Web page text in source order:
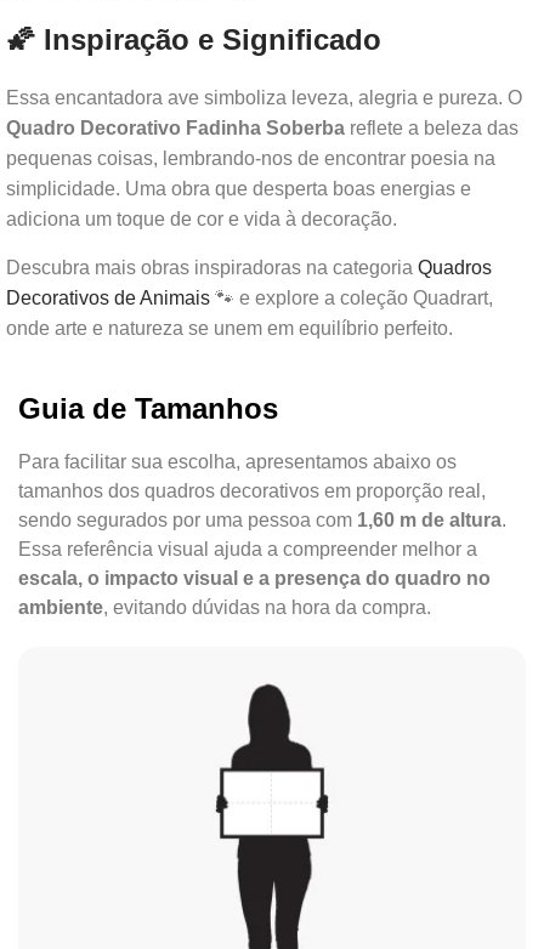
🌠 Inspiração e Significado
Essa encantadora ave simboliza leveza, alegria e pureza. O
Quadro Decorativo Fadinha Soberba reflete a beleza das
pequenas coisas, lembrando-nos de encontrar poesia na
simplicidade. Uma obra que desperta boas energias e
adiciona um toque de cor e vida à decoração.
Descubra mais obras inspiradoras na categoria Quadros
Decorativos de Animais 🐾 e explore a coleção Quadrart,
onde arte e natureza se unem em equilíbrio perfeito.
Guia de Tamanhos
Para facilitar sua escolha, apresentamos abaixo os
tamanhos dos quadros decorativos em proporção real,
sendo segurados por uma pessoa com 1,60 m de altura.
Essa referência visual ajuda a compreender melhor a
escala, o impacto visual e a presença do quadro no
ambiente, evitando dúvidas na hora da compra.